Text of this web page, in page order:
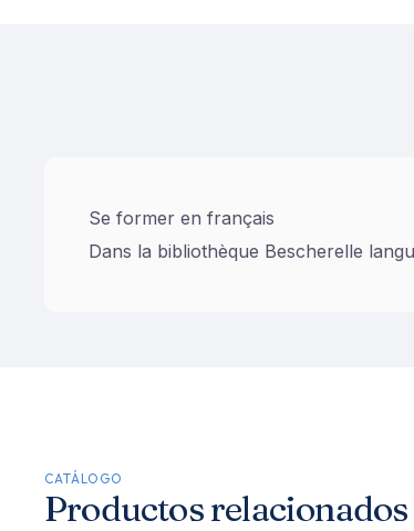
Se former en français
Dans la bibliothèque Bescherelle
CATÁLOGO
Productos relacionados